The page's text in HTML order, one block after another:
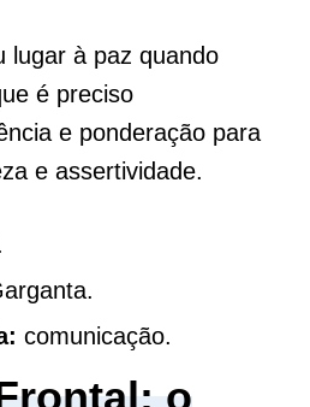
lugar à paz quando
é preciso
e ponderação para
e assertividade.
comunicação.
o